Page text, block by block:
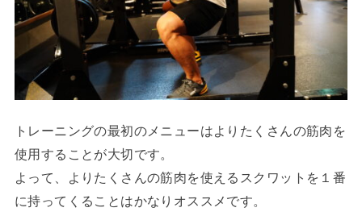
トレーニングの最初のメニューはよりたくさんの筋肉を
使用することが大切です。
よって、よりたくさんの筋肉を使えるスクワットを１番
に持ってくることはかなりオススメです。